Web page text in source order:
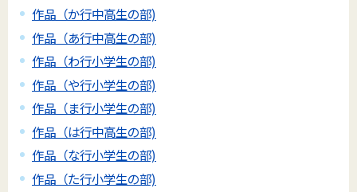
作品（か行中高生の部)
作品（あ行中高生の部)
作品（わ行小学生の部)
作品（や行小学生の部)
作品（ま行小学生の部)
作品（は行中高生の部)
作品（な行小学生の部)
作品（た行小学生の部)